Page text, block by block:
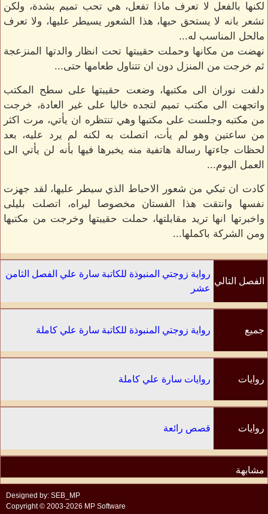
لكنها بالفعل لا تعرف ماذا تفعل، هي تحب تميم بشدة، ولكن
تشعر بانه لا يستحق حبها، هذا الشعور يسيطر عليها، ولا تعرف
مالحل المناسب له...
نهضت من مكانها وحملت حقيبتها تحت انظار والدتها المنزعجة
ثم خرجت من المنزل دون ان تتناول طعامها حتى...
دلفت نوران الى مكتبها، وضعت حقيبتها على سطح المكتب
واتجهت الى مكتب تميم لتجده خاليا على غير العادة، خرجت
من مكتبه وجلست على مكتبها وهي تنتظره ان يأتي، مرت اكثر
من ساعتين وهو لم يأت، اتصلت به لكنه لم يرد عليه، بعد
لحظات جاءتها رسالة هاتفية منه يخبرها فيها بأنه لن يأتي الى
العمل اليوم...
كادت ان تبكي من شعور الاحباط الذي سيطر عليها، لقد جهزت
نفسها وانتقت هذا الفستان مخصوصا ليراه، اتصلت بليلى
واخبرتها انها تريد مقابلتها، حملت حقيبتها وخرجت من مكتبها
ومن الشركة باكملها...
الفصل التالي
رواية زوجتي المنبوذة للكاتبة سارة علي الفصل الثامن
عشر
جميع رواية زوجتي المنبوذة للكاتبة سارة علي كاملة
روايات روايات سارة علي كاملة
روايات
مشابهة
قصص رائعة
Designed by: SEB_MP
Copyright © 2003-2026 MP Software